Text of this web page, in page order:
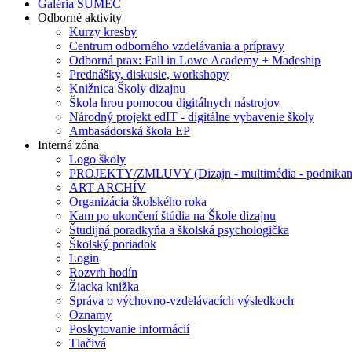
Galéria SUMEC
Odborné aktivity
Kurzy kresby
Centrum odborného vzdelávania a prípravy
Odborná prax: Fall in Lowe Academy + Madeship
Prednášky, diskusie, workshopy
Knižnica Školy dizajnu
Škola hrou pomocou digitálnych nástrojov
Národný projekt edIT - digitálne vybavenie školy
Ambasádorská škola EP
Interná zóna
Logo školy
PROJEKTY/ZMLUVY (Dizajn - multimédia -
ART ARCHÍV
Organizácia školského roka
Kam po ukončení štúdia na Škole dizajnu
Študijná poradkyňa a školská psychologička
Školský poriadok
Login
Rozvrh hodín
Žiacka knižka
Správa o výchovno-vzdelávacích výsledkoch
Oznamy
Poskytovanie informácií
Tlačivá